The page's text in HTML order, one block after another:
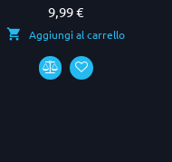
Prezzo
9,99 €
Aggiungi al carrello